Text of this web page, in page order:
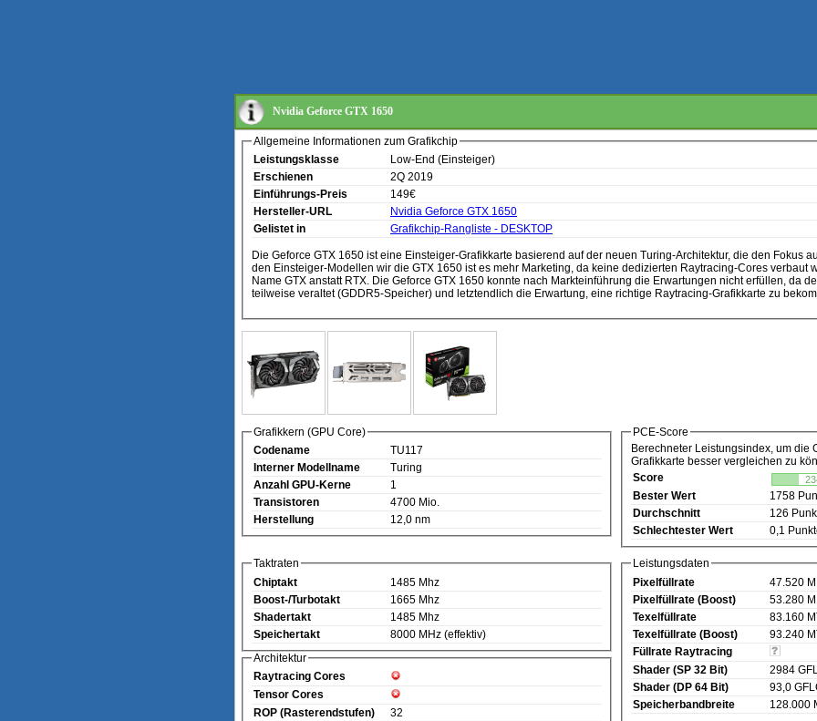
Nvidia Geforce GTX 1650
Allgemeine Informationen zum Grafikchip
Leistungsklasse
Low-End (Einsteiger)
Erschienen
2Q 2019
Einführungs-Preis
149€
Hersteller-URL
Nvidia Geforce GTX 1650
Gelistet in
Grafikchip-Rangliste - DESKTOP
Die Geforce GTX 1650 ist eine Einsteiger-Grafikkarte basierend auf der neuen Turing-Architektur, die den Fokus
den Einsteiger-Modellen wir die GTX 1650 ist es mehr Marketing, da keine dedizierten Raytracing-Cores verbaut
Name GTX anstatt RTX. Die Geforce GTX 1650 konnte nach Markteinführung die Erwartungen nicht erfüllen, da
teilweise veraltet (GDDR5-Speicher) und letztendlich die Erwartung, eine richtige Raytracing-Grafikkarte zu
Grafikkern (GPU Core)
Codename
TU117
Interner Modellname
Turing
Anzahl GPU-Kerne
1
Transistoren
4700 Mio.
Herstellung
12,0 nm
PCE-Score
Berechneter Leistungsindex, um die
Grafikkarte besser vergleichen zu
Score
Bester Wert
1758
Durchschnitt
126
Schlechtester Wert
0,1
Taktraten
Chiptakt
1485 Mhz
Boost-/Turbotakt
1665 Mhz
Shadertakt
1485 Mhz
Speichertakt
8000 MHz (effektiv)
Architektur
Raytracing Cores
Tensor Cores
ROP (Rasterendstufen)
32
Leistungsdaten
Pixelfüllrate
47.520
Pixelfüllrate (Boost)
53.280
Texelfüllrate
83.160
Texelfüllrate (Boost)
93.240
Füllrate Raytracing
Shader (SP 32 Bit)
2984
Shader (DP 64 Bit)
93,0
Speicherbandbreite
128.000